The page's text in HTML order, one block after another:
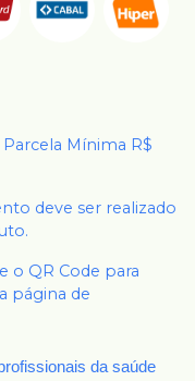
Parcela Mínima R$
deve ser realizado
o QR Code para
página de
da saúde